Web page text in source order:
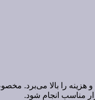
و هزینه را بالا می‌برد.
مناسب انجام شود.